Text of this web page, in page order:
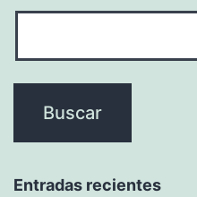
Entradas recientes